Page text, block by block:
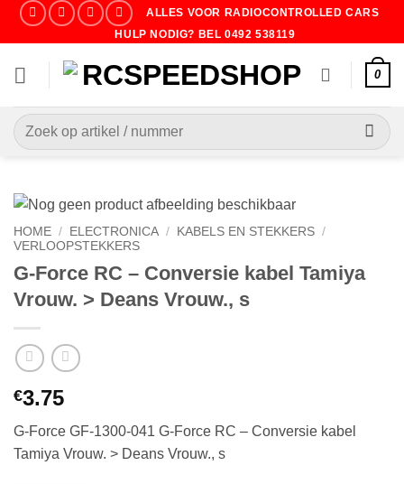
ALLES VOOR RADIOCONTROLLED CARS
HULP NODIG? BEL 0492 538119
0
Zoeken
naar:
HOME / ELECTRONICA / KABELS EN STEKKERS /
VERLOOPSTEKKERS
G-Force RC – Conversie kabel Tamiya
Vrouw. > Deans Vrouw., s
€3.75
G-Force GF-1300-041 G-Force RC – Conversie kabel
Tamiya Vrouw. > Deans Vrouw., s